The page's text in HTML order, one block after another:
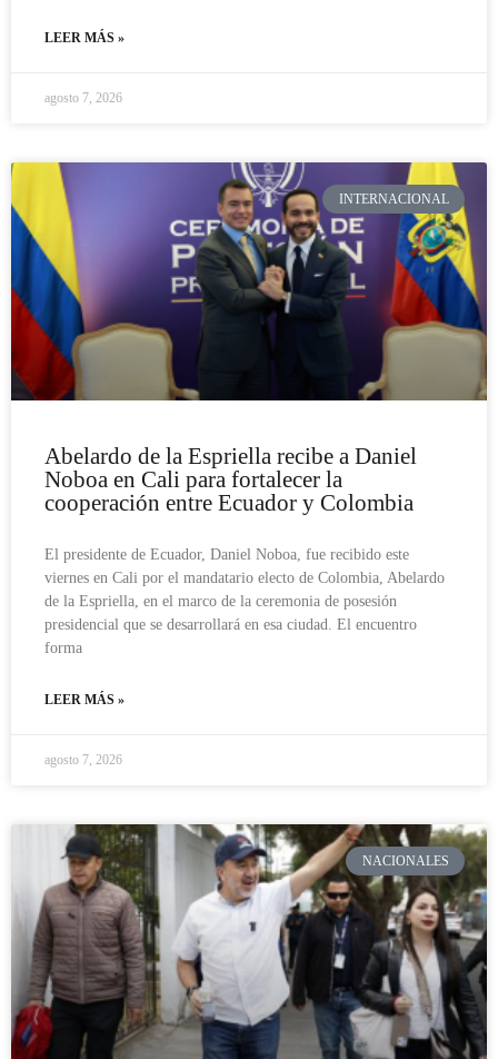
LEER MÁS »
agosto 7, 2026
INTERNACIONAL
Abelardo de la Espriella recibe a Daniel
Noboa en Cali para fortalecer la
cooperación entre Ecuador y Colombia
El presidente de Ecuador, Daniel Noboa, fue recibido este
viernes en Cali por el mandatario electo de Colombia, Abelardo
de la Espriella, en el marco de la ceremonia de posesión
presidencial que se desarrollará en esa ciudad. El encuentro
forma
LEER MÁS »
agosto 7, 2026
NACIONALES